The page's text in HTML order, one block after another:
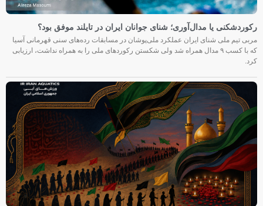
رکوردشکنی یا مدال‌آوری؛ شنای جوانان ایران در تایلند موفق بود؟
مربی تیم ملی شنای ایران عملکرد ملی‌پوشان در مسابقات رده‌های سنی قهرمانی آسیا
که با کسب ۹ مدال همراه شد ولی شکستن رکوردهای ملی را به همراه نداشت، ارزیابی
کرد.